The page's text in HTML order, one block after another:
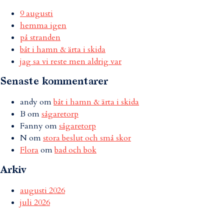
9 augusti
hemma igen
på stranden
båt i hamn & ärta i skida
jag sa vi reste men aldrig var
Senaste kommentarer
andyombåt i hamn & ärta i skida
B omsågaretorp
Fannyomsågaretorp
Nomstora beslut och små skor
Flora ombad och bok
Arkiv
augusti 2026
juli 2026